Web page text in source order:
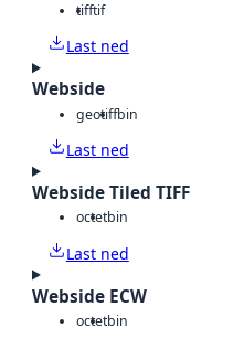
tifftif
Last ned
Webside
geotiffbin
Last ned
Webside Tiled TIFF
octetbin
Last ned
Webside ECW
octetbin